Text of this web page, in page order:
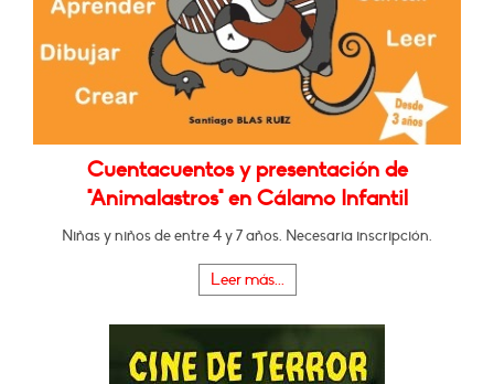
Cuentacuentos y presentación de
"Animalastros" en Cálamo Infantil
Niñas y niños de entre 4 y 7 años. Necesaria inscripción.
Leer más...